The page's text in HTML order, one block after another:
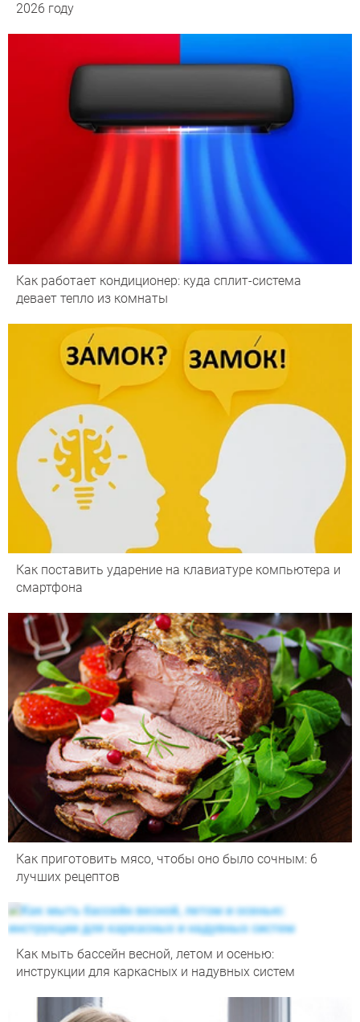
2026 году
Как работает кондиционер: куда сплит-система
девает тепло из комнаты
Как поставить ударение на клавиатуре компьютера и
смартфона
Как приготовить мясо, чтобы оно было сочным: 6
лучших рецептов
Как мыть бассейн весной, летом и осенью:
инструкции для каркасных и надувных систем